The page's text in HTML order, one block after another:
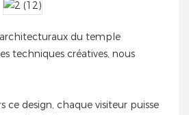
architecturaux du temple
techniques créatives, nous
design, chaque visiteur puisse